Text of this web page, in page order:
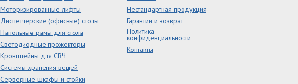
Моторизированные лифты
Диспетчерские (офисные) столы
Напольные рамы для стола
Светодиодные прожекторы
Кронштейны для СВЧ
Системы хранения вещей
Серверные шкафы и стойки
Нестандартная продукция
Гарантии и возврат
Политика
конфиденциальности
Контакты